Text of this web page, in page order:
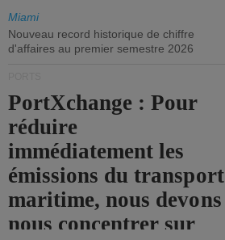
Miami
Nouveau record historique de chiffre
d'affaires au premier semestre 2026
PortXchange : Pour
réduire
immédiatement les
émissions du transport
maritime, nous devons
nous concentrer sur